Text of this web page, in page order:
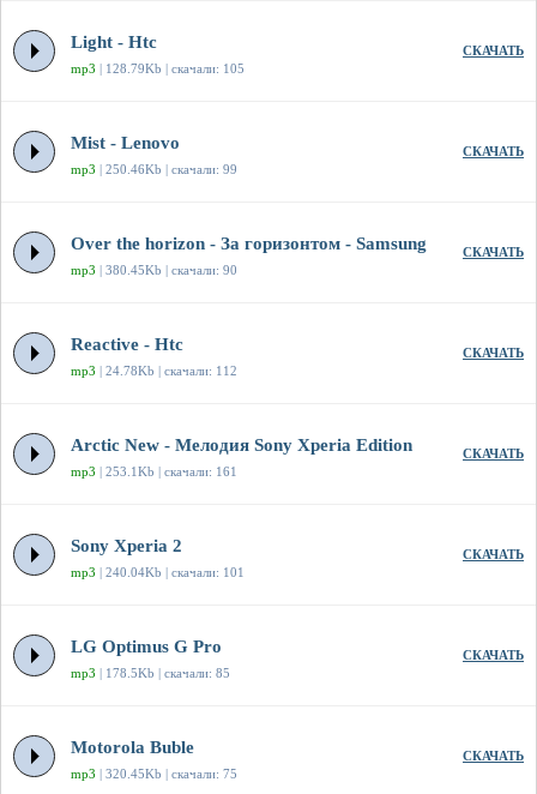
Light - Htc
mp3 | 128.79Kb | скачали: 105
СКАЧАТЬ
Mist - Lenovo
mp3 | 250.46Kb | скачали: 99
СКАЧАТЬ
Over the horizon - За горизонтом - Samsung
mp3 | 380.45Kb | скачали: 90
СКАЧАТЬ
Reactive - Htc
mp3 | 24.78Kb | скачали: 112
СКАЧАТЬ
Arctic New - Мелодия Sony Xperia Edition
mp3 | 253.1Kb | скачали: 161
СКАЧАТЬ
Sony Xperia 2
mp3 | 240.04Kb | скачали: 101
СКАЧАТЬ
LG Optimus G Pro
mp3 | 178.5Kb | скачали: 85
СКАЧАТЬ
Motorola Buble
mp3 | 320.45Kb | скачали: 75
СКАЧАТЬ